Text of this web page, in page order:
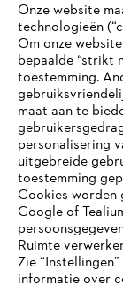
Bedrijf
STIHL FAQ
Onze website
technologieën
Om onze
bepaalde “strikt
toestemming.
maat aan te
personalisering
uitgebreide
toestemming
Cookies worden
Google of
Ruimte
Zie
informatie over